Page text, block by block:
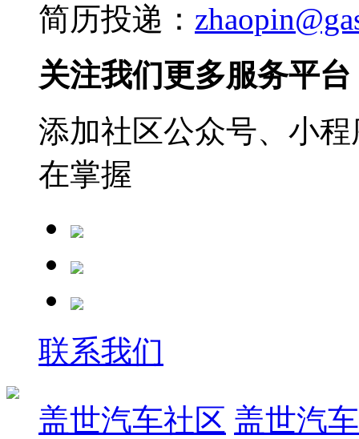
简历投递：
关注我们更多服务平台
添加社区公众号、小
在掌握
联系我们
盖世汽车社区 盖世汽